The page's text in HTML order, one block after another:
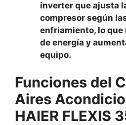
inverter que ajusta
compresor según
enfriamiento, lo que
de energía y
equipo.
Funciones del
Aires
HAIER FLEXIS